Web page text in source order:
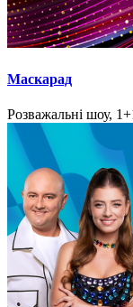
Маскарад
Розважальні шоу,